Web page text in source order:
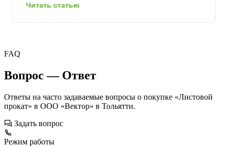
Читать статью
FAQ
Вопрос — Ответ
Ответы на часто задаваемые вопросы о покупке «Листовой
прокат» в ООО «Вектор» в Тольятти.
Задать вопрос
Режим работы